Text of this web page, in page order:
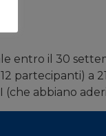
entro il 30
partecipanti) a
(che abbiano